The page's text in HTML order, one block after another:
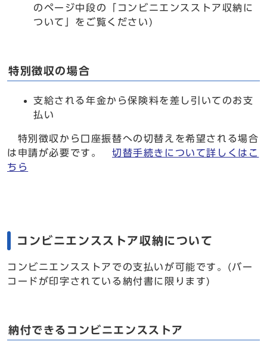
のページ中段の「コンビニエンスストア収納に
ついて」をご覧ください)
特別徴収の場合
支給される年金から保険料を差し引いてのお支
払い
特別徴収から口座振替への切替えを希望される場合
は申請が必要です。 切替手続きについて詳しくはこ
ちら
コンビニエンスストア収納について
コンビニエンスストアでの支払いが可能です。(バー
コードが印字されている納付書に限ります)
納付できるコンビニエンスストア